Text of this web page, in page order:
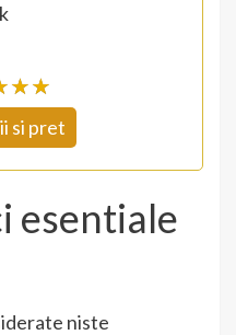
☆☆
★★
si pret
esentiale
niste